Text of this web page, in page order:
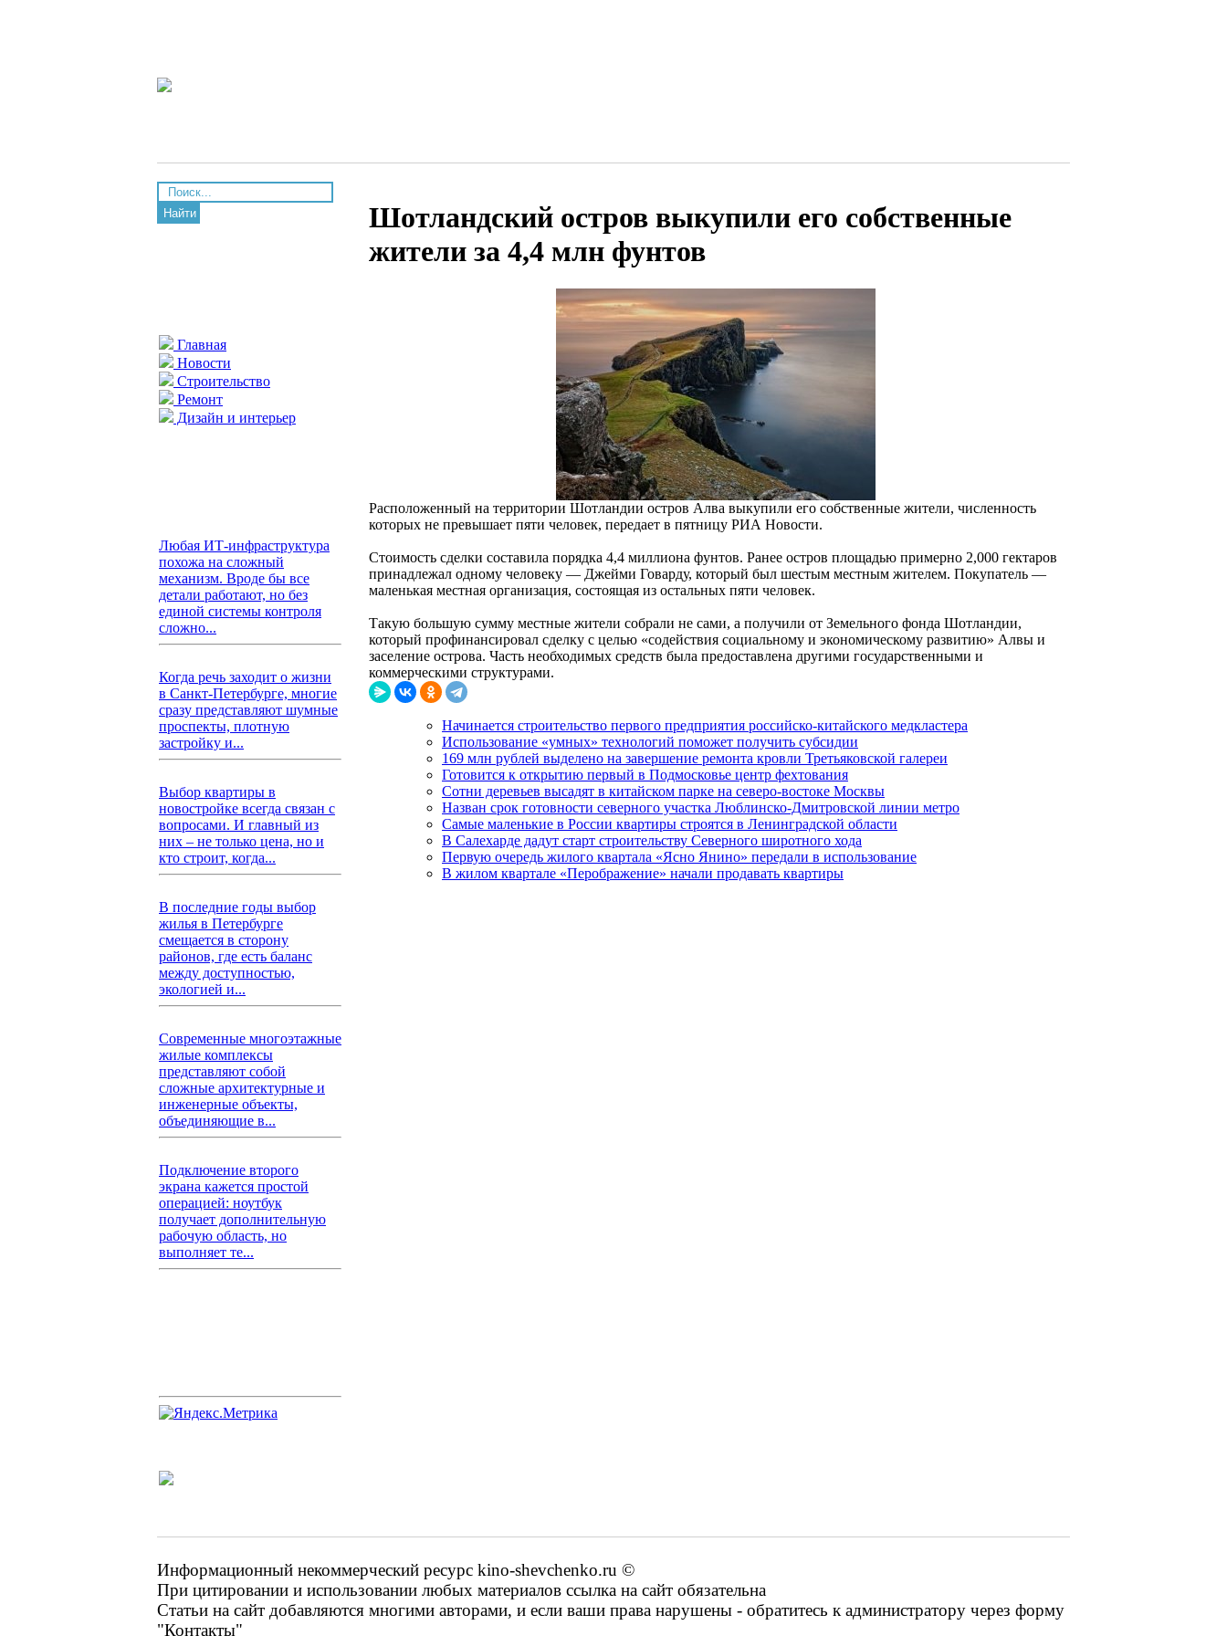
Найти
Главная
Новости
Строительство
Ремонт
Дизайн и интерьер
Любая ИТ-инфраструктура
похожа на сложный
механизм. Вроде бы все
детали работают, но без
единой системы контроля
сложно...
Когда речь заходит о жизни
в Санкт-Петербурге, многие
сразу представляют шумные
проспекты, плотную
застройку и...
Выбор квартиры в
новостройке всегда связан с
вопросами. И главный из
них – не только цена, но и
кто строит, когда...
В последние годы выбор
жилья в Петербурге
смещается в сторону
районов, где есть баланс
между доступностью,
экологией и...
Современные многоэтажные
жилые комплексы
представляют собой
сложные архитектурные и
инженерные объекты,
объединяющие в...
Подключение второго
экрана кажется простой
операцией: ноутбук
получает дополнительную
рабочую область, но
выполняет те...
Шотландский остров выкупили его собственные
жители за 4,4 млн фунтов
Расположенный на территории Шотландии остров Алва выкупили его собственные жители, численность
которых не превышает пяти человек, передает в пятницу РИА Новости.
Стоимость сделки составила порядка 4,4 миллиона фунтов. Ранее остров площадью примерно 2,000 гектаров
принадлежал одному человеку — Джейми Говарду, который был шестым местным жителем. Покупатель —
маленькая местная организация, состоящая из остальных пяти человек.
Такую большую сумму местные жители собрали не сами, а получили от Земельного фонда Шотландии,
который профинансировал сделку с целью «содействия социальному и экономическому развитию» Алвы и
заселение острова. Часть необходимых средств была предоставлена другими государственными и
коммерческими структурами.
Начинается строительство первого предприятия российско-китайского медкластера
Использование «умных» технологий поможет получить субсидии
169 млн рублей выделено на завершение ремонта кровли Третьяковской галереи
Готовится к открытию первый в Подмосковье центр фехтования
Сотни деревьев высадят в китайском парке на северо-востоке Москвы
Назван срок готовности северного участка Люблинско-Дмитровской линии метро
Самые маленькие в России квартиры строятся в Ленинградской области
В Салехарде дадут старт строительству Северного широтного хода
Первую очередь жилого квартала «Ясно Янино» передали в использование
В жилом квартале «Перображение» начали продавать квартиры
Информационный некоммерческий ресурс kino-shevchenko.ru ©
При цитировании и использовании любых материалов ссылка на сайт обязательна
Статьи на сайт добавляются многими авторами, и если ваши права нарушены - обратитесь к администратору через форму
"Контакты"